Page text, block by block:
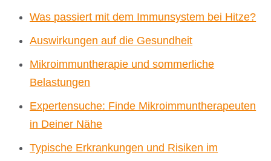
Was passiert mit dem Immunsystem bei Hitze?
Auswirkungen auf die Gesundheit
Mikroimmuntherapie und sommerliche
Belastungen
Expertensuche: Finde Mikroimmuntherapeuten
in Deiner Nähe
Typische Erkrankungen und Risiken im